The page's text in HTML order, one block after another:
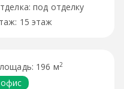
под отделку
15 этаж
196 м2
офис